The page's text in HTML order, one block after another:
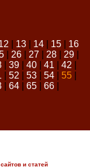
13| 14| 15| 16
| 26| 27| 28| 29|
| 39| 40| 41 42
52 53| 54| 55|
| 64| 65| 66|
и статей